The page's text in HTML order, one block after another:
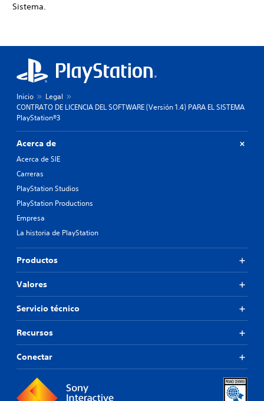
Sistema.
Inicio
Legal
CONTRATO DE LICENCIA DEL SOFTWARE (Versión 1.4) PARA EL SISTEMA
PlayStation®3
Acerca de
Acerca de SIE
Carreras
PlayStation Studios
PlayStation Productions
Empresa
La historia de PlayStation
Productos
Valores
Servicio técnico
Recursos
Conectar